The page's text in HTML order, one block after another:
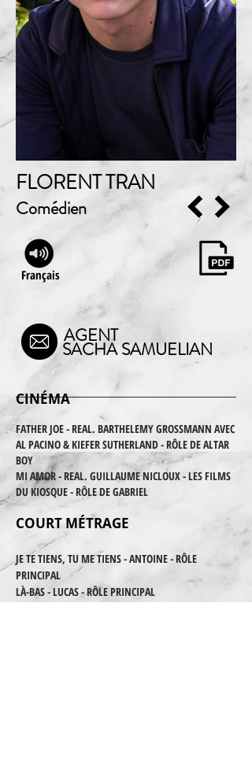
FLORENT TRAN
Comédien
Français
AGENT
SACHA SAMUELIAN
CINÉMA
FATHER JOE - REAL. BARTHELEMY GROSSMANN AVEC
AL PACINO & KIEFER SUTHERLAND - RÔLE DE ALTAR
BOY
MI AMOR - REAL. GUILLAUME NICLOUX - LES FILMS
DU KIOSQUE - RÔLE DE GABRIEL
COURT MÉTRAGE
JE TE TIENS, TU ME TIENS - ANTOINE - RÔLE
PRINCIPAL
LÀ-BAS - LUCAS - RÔLE PRINCIPAL